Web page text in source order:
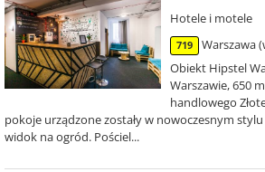
Hotele i motele
719
Warszawa
Obiekt Hipstel
Warszawie, 650
handlowego
pokoje urządzone zostały w nowoczesnym
widok na ogród. Pościel...